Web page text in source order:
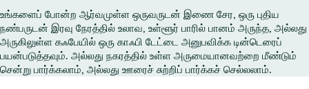
உங்களைப் போன்ற ஆர்வமுள்ள ஒருவருடன் இணை சேர, ஒரு புதிய
நண்பருடன் இரவு நேரத்தில் உலாவ, உள்ளூர் பாரில் பானம் அருந்த, அல்லது
அருகிலுள்ள கஃபேயில் ஒரு காஃபி டேட்டை அனுபவிக்க டின்டெரைப்
பயன்படுத்தவும். அல்லது நகரத்தில் உள்ள அருமையானவற்றை மீண்டும்
சென்று பார்க்கலாம், அல்லது ஊரைச் சுற்றிப் பார்க்கச் செல்லலாம்.